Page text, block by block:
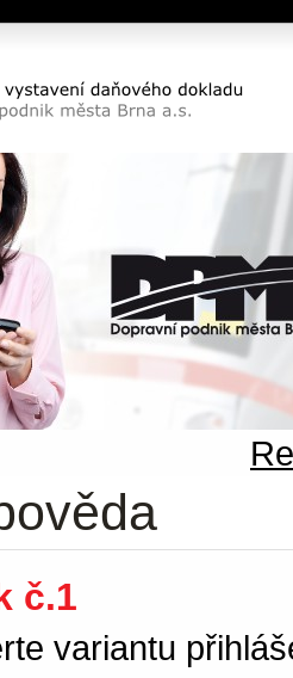
daňového dokladu DP
č.1
variantu